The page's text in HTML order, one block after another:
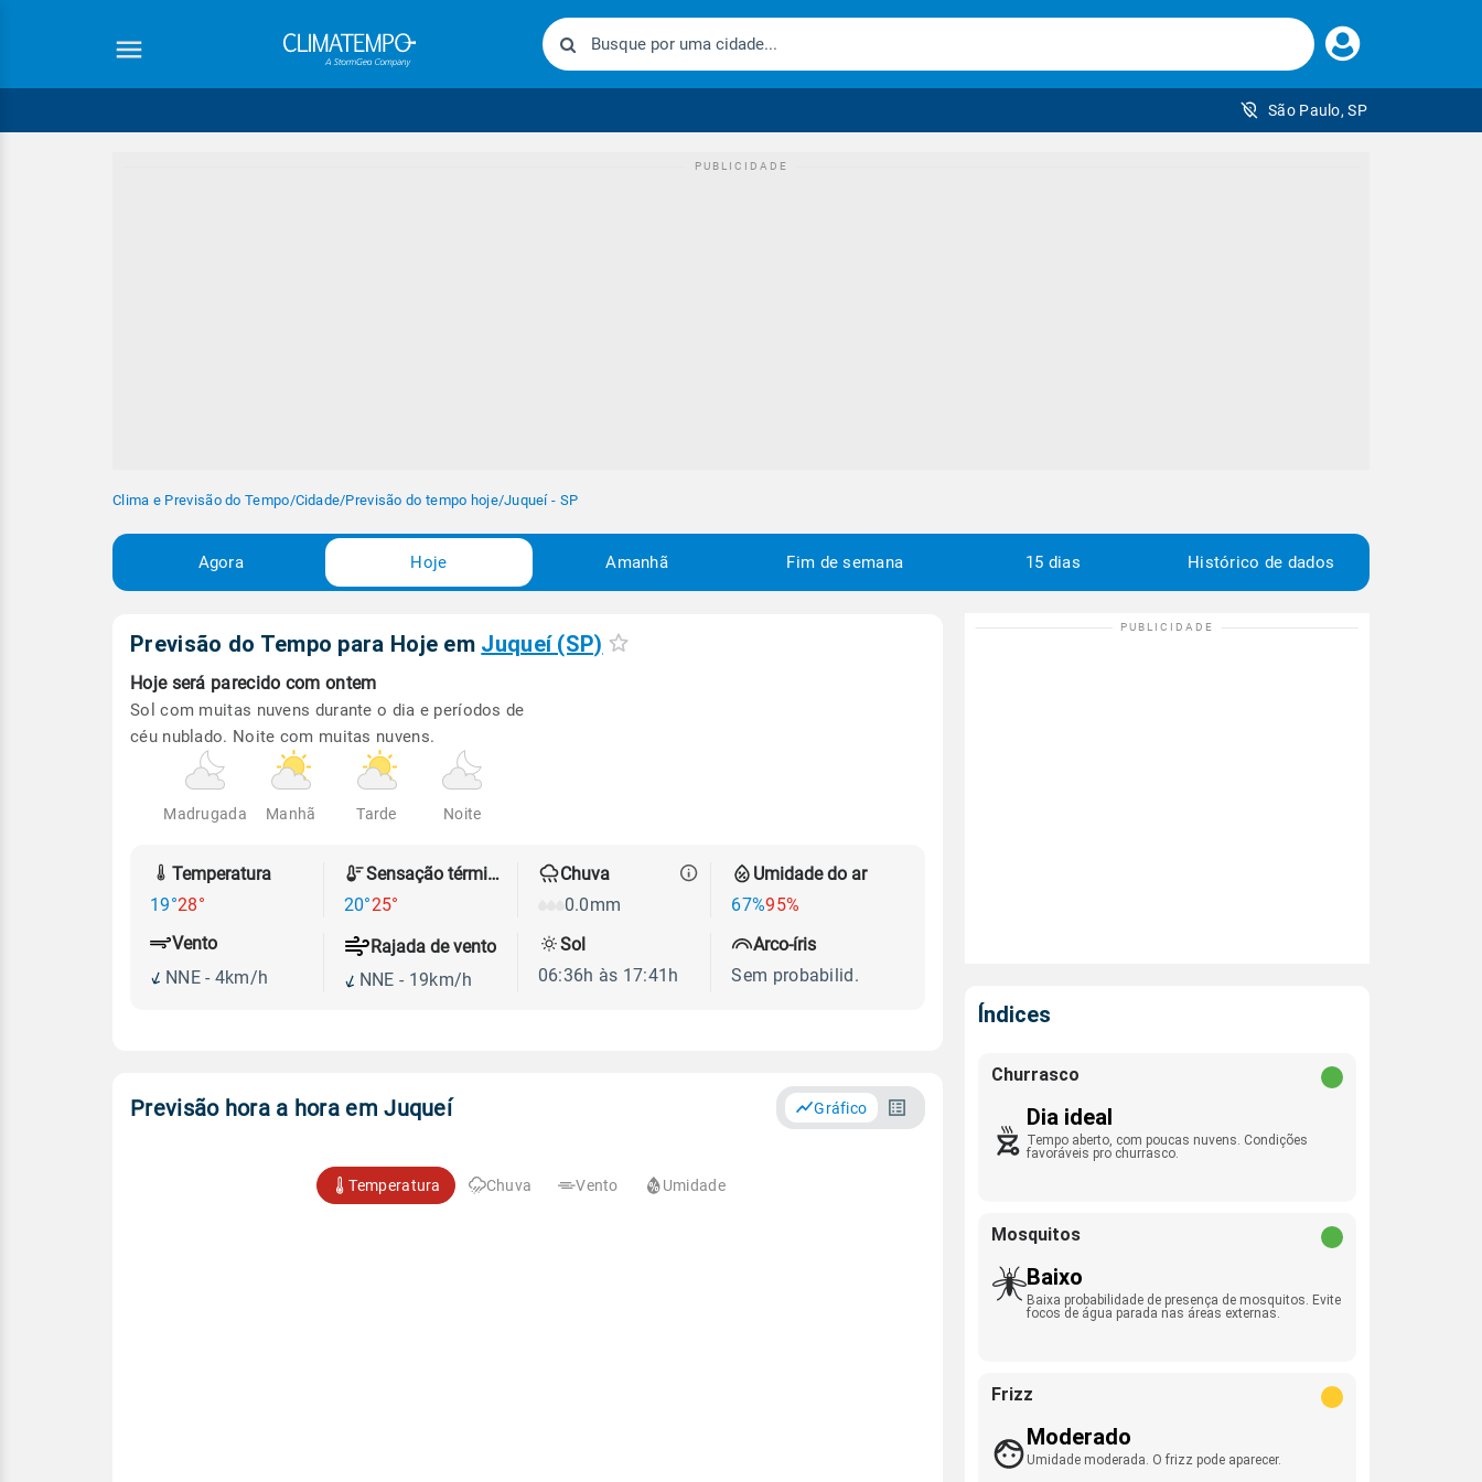
Faça
seu
São Paulo, SP
Clima e Previsão do Tempo/Cidade/Previsão do tempo hoje/Juqueí - SP
Agora Hoje Amanhã Fim de semana 15 dias Histórico de dados
Previsão do Tempo para Hoje em Juqueí (SP)
Hoje será parecido com ontem
Sol com muitas nuvens durante o dia e períodos de
céu nublado. Noite com muitas nuvens.
Madrugada Manhã Tarde Noite
Temperatura
19°28°
Sensação térmica
20°25°
Chuva
0.0mm
Umidade do ar
67%95%
Vento
NNE - 4km/h
Rajada de vento
NNE - 19km/h
Sol
06:36h às 17:41h
Arco-íris
Sem probabilid.
Previsão hora a hora em Juqueí Gráfico
Temperatura Chuva Vento Umidade
Índices
Churrasco
Dia ideal
Tempo aberto, com poucas nuvens. Condições
favoráveis pro churrasco.
Mosquitos
Baixo
Baixa probabilidade de presença de mosquitos. Evite
focos de água parada nas áreas externas.
Frizz
Moderado
Umidade moderada. O frizz pode aparecer.